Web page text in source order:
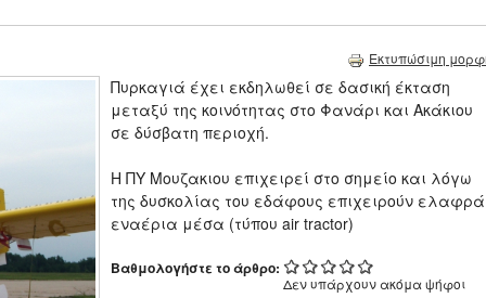
Εκτυπώσιμη
Πυρκαγιά έχει εκδηλωθεί σε δασική έκταση
μεταξύ της κοινότητας στο Φανάρι και Ακάκιου
σε δύσβατη περιοχή.
Η ΠΥ Μουζακιου επιχειρεί στο σημείο και λόγω
της δυσκολίας του εδάφους επιχειρούν ελαφρά
εναέρια μέσα (τύπου air tractor)
Βαθμολογήστε το άρθρο:
Δεν υπάρχουν ακόμα ψήφοι